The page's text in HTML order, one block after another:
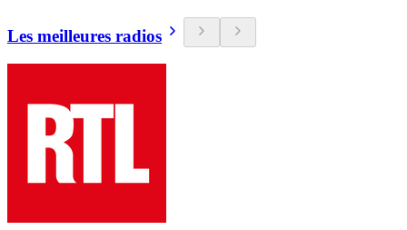
Les meilleures radios